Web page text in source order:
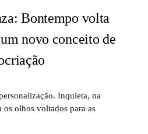
Bontempo volta
novo conceito de
Inquieta, na
os olhos voltados para as